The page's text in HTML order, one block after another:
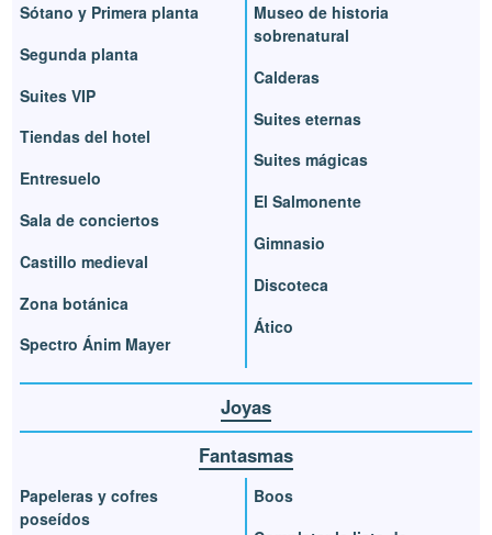
Sótano y Primera planta
Segunda planta
Suites VIP
Tiendas del hotel
Entresuelo
Sala de conciertos
Castillo medieval
Zona botánica
Spectro Ánim Mayer
Museo de historia
sobrenatural
Calderas
Suites eternas
Suites mágicas
El Salmonente
Gimnasio
Discoteca
Ático
Joyas
Fantasmas
Papeleras y cofres
poseídos
Boos